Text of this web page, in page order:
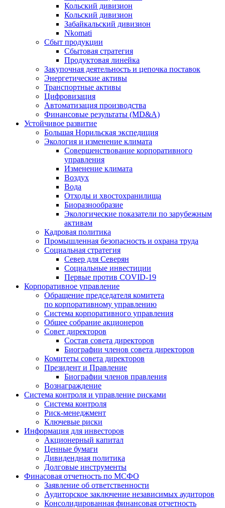
Кольский дивизион
Кольский дивизион
Забайкальский дивизион
Nkomati
Сбыт продукции
Сбытовая стратегия
Продуктовая линейка
Закупочная деятельность и цепочка поставок
Энергетические активы
Транспортные активы
Цифровизация
Автоматизация производства
Финансовые результаты (MD&A)
Устойчивое развитие
Большая Норильская экспедиция
Экология и изменение климата
Совершенствование корпоративного
управления
Изменение климата
Воздух
Вода
Отходы и хвостохранилища
Биоразнообразие
Экологические показатели по зарубежным
активам
Кадровая политика
Промышленная безопасность и охрана труда
Социальная стратегия
Север для Северян
Социальные инвестиции
Первые против COVID‑19
Корпоративное управление
Обращение председателя комитета
по корпоративному управлению
Система корпоративного управления
Общее собрание акционеров
Совет директоров
Состав совета директоров
Биографии членов совета директоров
Комитеты совета директоров
Президент и Правление
Биографии членов правления
Вознаграждение
Система контроля и управление рисками
Система контроля
Риск-менеджмент
Ключевые риски
Информация для инвесторов
Акционерный капитал
Ценные бумаги
Дивидендная политика
Долговые инструменты
Финасовая отчетность по МСФО
Заявление об ответственности
Аудиторское заключение независимых аудиторов
Консолидированная финансовая отчетность